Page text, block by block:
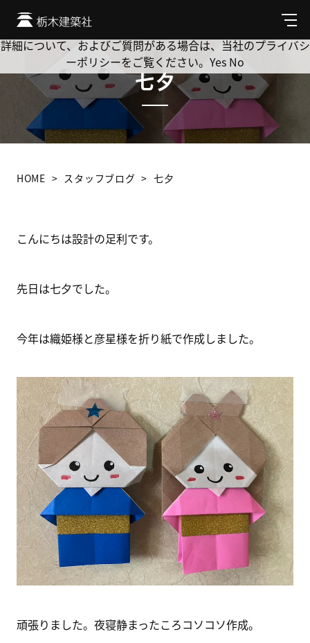
メ
ニ
ュ
七夕
HOME スタッフブログ 七夕
こんにちは設計の足利です。
先日は七夕でした。
今年は織姫様と彦星様を折り紙で作成しました。
頑張りました。夜寝静まったころコソコソ作成。
Cookie を使用して、お客様の活動を追跡してもよろしいです
か? 当社ではお客様のプライバシーを極めて重視しています。
詳細について、およびご質問がある場合は、当社のプライバシ
ーポリシーをご覧ください。 Yes No